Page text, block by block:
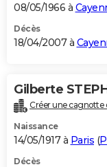
08/05/1966 à
Décès
18/04/2007 à
Gilberte
Créer une cagnotte
Naissance
14/05/1917 à Paris (
Décès